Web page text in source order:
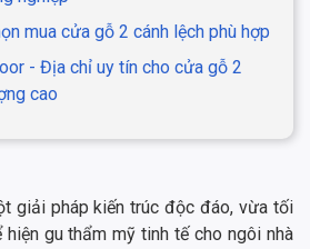
mua cửa gỗ 2 cánh lệch phù hợp
- Địa chỉ uy tín cho cửa gỗ 2
cao
giải pháp kiến trúc độc đáo, vừa tối
gu thẩm mỹ tinh tế cho ngôi nhà